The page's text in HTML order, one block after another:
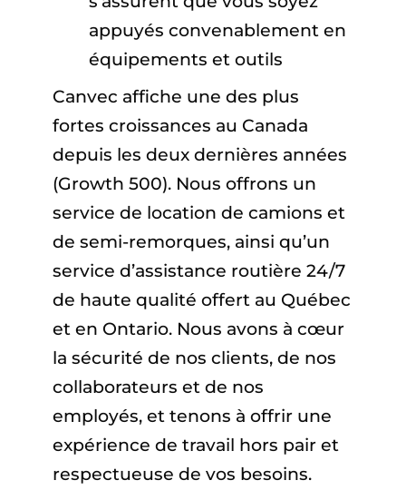
appuyés convenablement en
équipements et outils
Canvec affiche une des plus
fortes croissances au Canada
depuis les deux dernières années
(Growth 500). Nous offrons un
service de location de camions et
de semi-remorques, ainsi qu’un
service d’assistance routière 24/7
de haute qualité offert au Québec
et en Ontario. Nous avons à cœur
la sécurité de nos clients, de nos
collaborateurs et de nos
employés, et tenons à offrir une
expérience de travail hors pair et
respectueuse de vos besoins.